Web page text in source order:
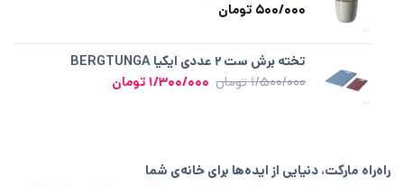
500/000 تومان
تخته برش ست ۲ عددی ایکیا BERGTUNGA
1/500/000 تومان قیمت
1/300/000 تومان
راه‌راه مارکت، دنیایی از ایده‌ها برای خانه‌ی شما